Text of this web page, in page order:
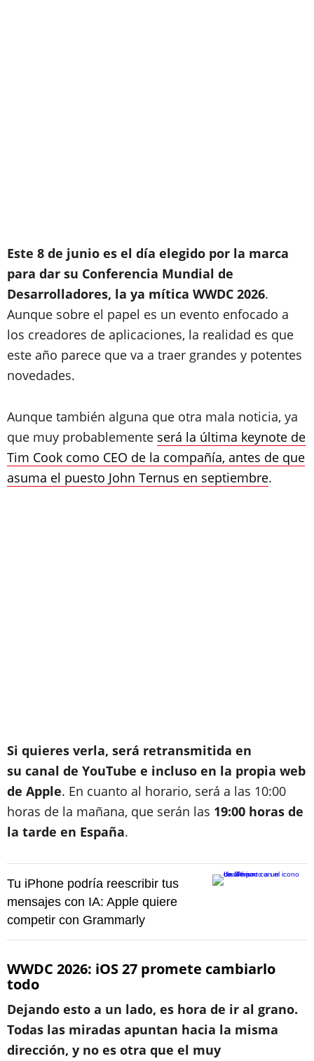
Este 8 de junio es el día elegido por la marca
para dar su Conferencia Mundial de
Desarrolladores, la ya mítica WWDC 2026.
Aunque sobre el papel es un evento enfocado a
los creadores de aplicaciones, la realidad es que
este año parece que va a traer grandes y potentes
novedades.
Aunque también alguna que otra mala noticia, ya
que muy probablemente será la última keynote de
Tim Cook como CEO de la compañía, antes de que
asuma el puesto John Ternus en septiembre.
Si quieres verla, será retransmitida en
su canal de YouTube e incluso en la propia web
de Apple. En cuanto al horario, será a las 10:00
horas de la mañana, que serán las 19:00 horas de
la tarde en España.
Tu iPhone podría reescribir tus
mensajes con IA: Apple quiere
competir con Grammarly
WWDC 2026: iOS 27 promete cambiarlo
todo
Dejando esto a un lado, es hora de ir al grano.
Todas las miradas apuntan hacia la misma
dirección, y no es otra que el muy